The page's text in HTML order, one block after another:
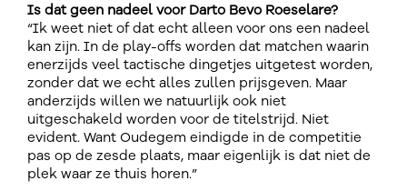
Is dat geen nadeel voor Darto Bevo Roeselare?
“Ik weet niet of dat echt alleen voor ons een nadeel
kan zijn. In de play-offs worden dat matchen waarin
enerzijds veel tactische dingetjes uitgetest worden,
zonder dat we echt alles zullen prijsgeven. Maar
anderzijds willen we natuurlijk ook niet
uitgeschakeld worden voor de titelstrijd. Niet
evident. Want Oudegem eindigde in de competitie
pas op de zesde plaats, maar eigenlijk is dat niet de
plek waar ze thuis horen.”